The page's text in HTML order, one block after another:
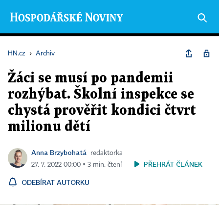
HN.cz › Archiv
Žáci se musí po pandemii
rozhýbat. Školní inspekce se
chystá prověřit kondici čtvrt
milionu dětí
Anna Brzybohatá
redaktorka
27. 7. 2022 00:00 ▪ 3 min. čtení
PŘEHRÁT ČLÁNEK
ODEBÍRAT AUTORKU